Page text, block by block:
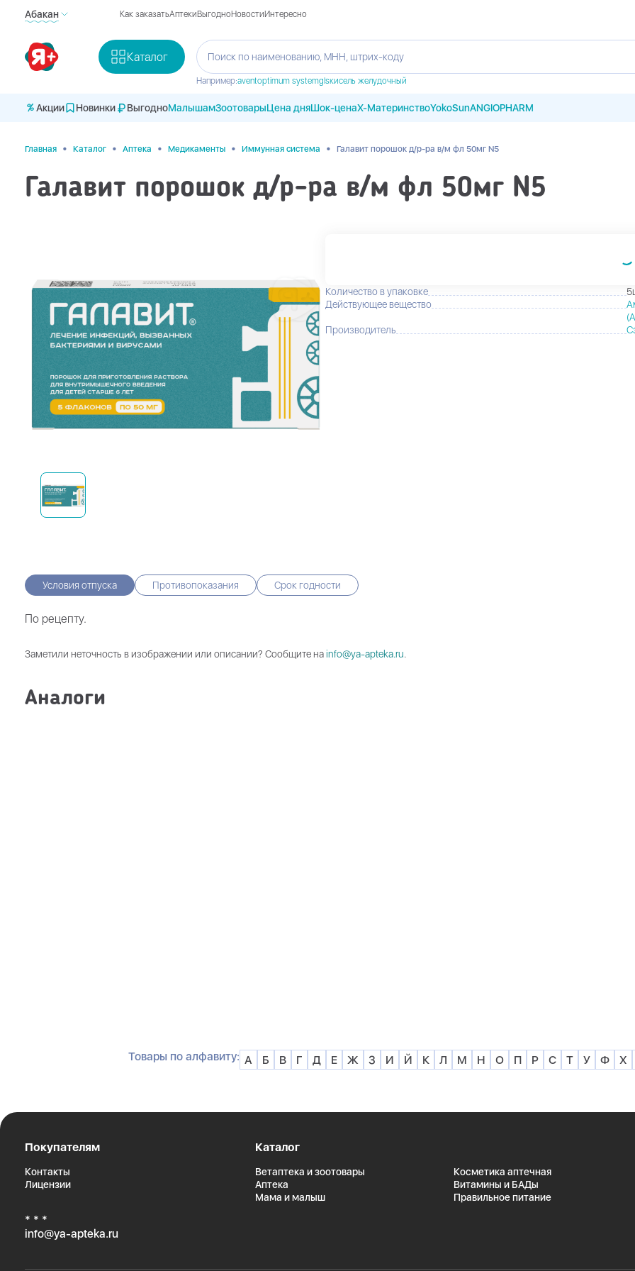
Абакан Как заказатьАптекиВыгодноНовостиИнтересно
Каталог Поиск по наименованию, МНН, штрих-коду
Например:aventoptimum systemglsкисель желудочный
Акции Новинки ВыгодноМалышамЗоотоварыЦена дняШок-ценаX-МатеринствоYokoSunANGIOPHARM
Главная • Каталог • Аптека • Медикаменты • Иммунная система • Галавит порошок д/р-ра в/м фл 50мг N5
Галавит порошок д/р-ра в/м фл 50мг N5
Количество в упаковке
Действующее вещество
Производитель
Условия отпуска Противопоказания Срок годности
По рецепту.
Заметили неточность в изображении или описании? Сообщите наinfo@ya-apteka.ru.
Аналоги
Товары по алфавиту: А Б В Г Д Е Ж З И Й К Л М Н О П Р С Т У Ф Х
Покупателям
Контакты
Лицензии
* * *
info@ya-apteka.ru
Каталог
Ветаптека и зоотовары
Аптека
Мама и малыш
Косметика аптечная
Витамины и БАДы
Правильное питание